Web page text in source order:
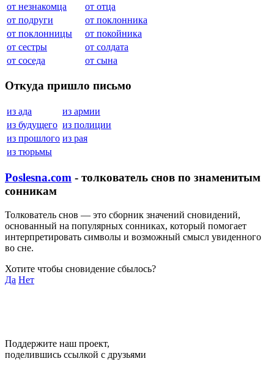
от незнакомца
от отца
от подруги
от поклонника
от поклонницы
от покойника
от сестры
от солдата
от соседа
от сына
Откуда пришло письмо
из ада
из армии
из будущего из полиции
из прошлого из рая
из тюрьмы
Poslesna.com - толкователь снов по знаменитым
сонникам
Толкователь снов — это сборник значений сновидений,
основанный на популярных сонниках, который помогает
интерпретировать символы и возможный смысл увиденного
во сне.
Хотите чтобы сновидение сбылось?
Да Нет
Поддержите наш проект,
поделившись ссылкой с друзьями